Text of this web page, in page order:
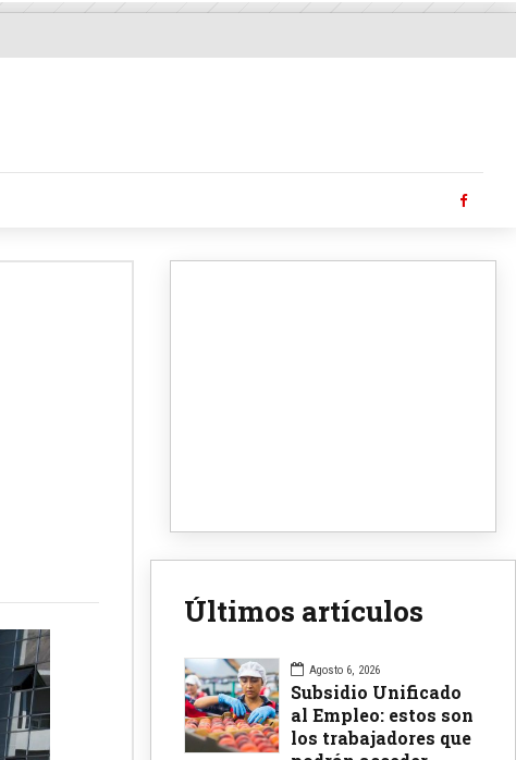
Últimos artículos
Agosto 6, 2026
Subsidio Unificado
al Empleo: estos son
los trabajadores que